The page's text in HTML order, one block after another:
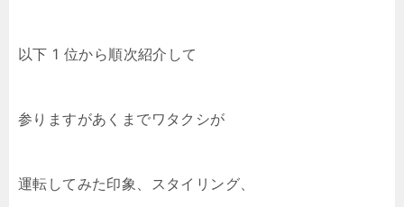
以下 1 位から順次紹介して
参りますがあくまでワタクシが
運転してみた印象、スタイリング、